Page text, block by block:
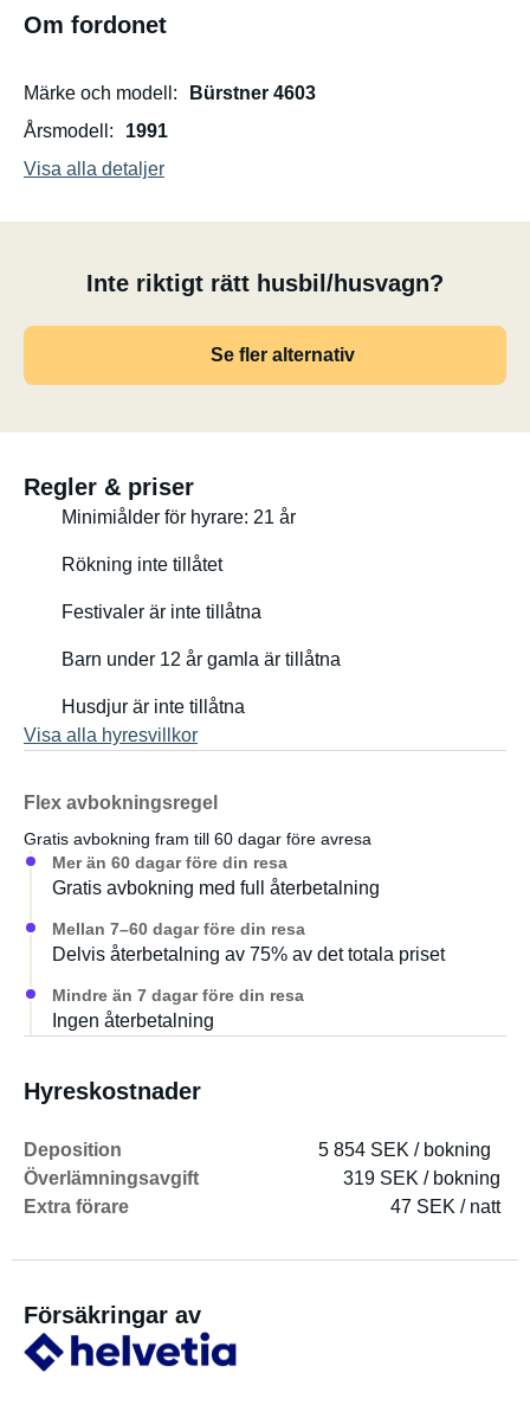
Om fordonet
Märke och modell
Bürstner 4603
Årsmodell
1991
Visa alla detaljer
Inte riktigt rätt husbil/husvagn?
Se fler alternativ
Regler & priser
Minimiålder för hyrare: 21 år
Rökning inte tillåtet
Festivaler är inte tillåtna
Barn under 12 år gamla är tillåtna
Husdjur är inte tillåtna
Visa alla hyresvillkor
Flex avbokningsregel
Gratis avbokning fram till 60 dagar före avresa
Mer än 60 dagar före din resa
Gratis avbokning med full återbetalning
Mellan 7–60 dagar före din resa
Delvis återbetalning av 75% av det totala priset
Mindre än 7 dagar före din resa
Ingen återbetalning
Hyreskostnader
Deposition
5 854 SEK / bokning
Överlämningsavgift
319 SEK / bokning
Extra förare
47 SEK / natt
Försäkringar av